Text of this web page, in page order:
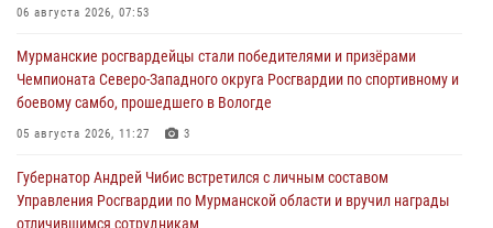
06 августа 2026, 07:53
Мурманские росгвардейцы стали победителями и призёрами
Чемпионата Северо-Западного округа Росгвардии по спортивному и
боевому самбо, прошедшего в Вологде
05 августа 2026, 11:27 3
Губернатор Андрей Чибис встретился с личным составом
Управления Росгвардии по Мурманской области и вручил награды
отличившимся сотрудникам